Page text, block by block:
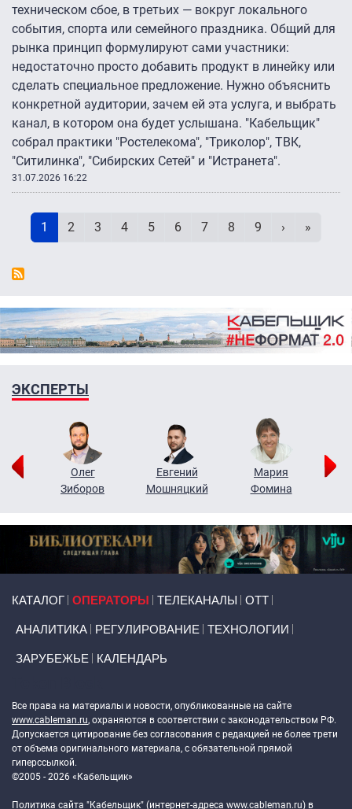
техническом сбое, в третьих — вокруг локального
события, спорта или семейного праздника. Общий для
рынка принцип формулируют сами участники:
недостаточно просто добавить продукт в линейку или
сделать специальное предложение. Нужно объяснить
конкретной аудитории, зачем ей эта услуга, и выбрать
канал, в котором она будет услышана. "Кабельщик"
собрал практики "Ростелекома", "Триколор", ТВК,
"Ситилинка", "Сибирских Сетей" и "Истранета".
31.07.2026 16:22
Текущая страница
1 Page
2 Page
3 Page
4 Page
5 Page
6 Page
7 Page
8 Page
9 Следующая
› »
ЭКСПЕРТЫ
Олег
Зиборов
Евгений
Мошняцкий
Мария
Фомина
КАТАЛОГ ОПЕРАТОРЫ ТЕЛЕКАНАЛЫ ОТТ
АНАЛИТИКА РЕГУЛИРОВАНИЕ ТЕХНОЛОГИИ
ЗАРУБЕЖЬЕ КАЛЕНДАРЬ
Все права на материалы и новости, опубликованные на сайте
www.cableman.ru, охраняются в соответствии с законодательством РФ.
Допускается цитирование без согласования с редакцией не более трети
от объема оригинального материала, с обязательной прямой
гиперссылкой.
©2005 - 2026 «Кабельщик»
Политика сайта "Кабельщик" (интернет-адреса www.cableman.ru) в